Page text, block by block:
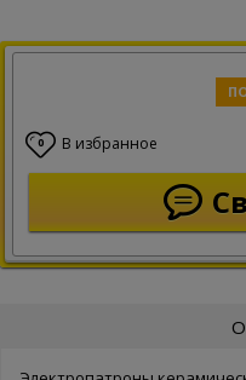
0 В избранное